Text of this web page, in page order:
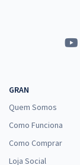
GRAN
Quem Somos
Como Funciona
Como Comprar
Loja Social